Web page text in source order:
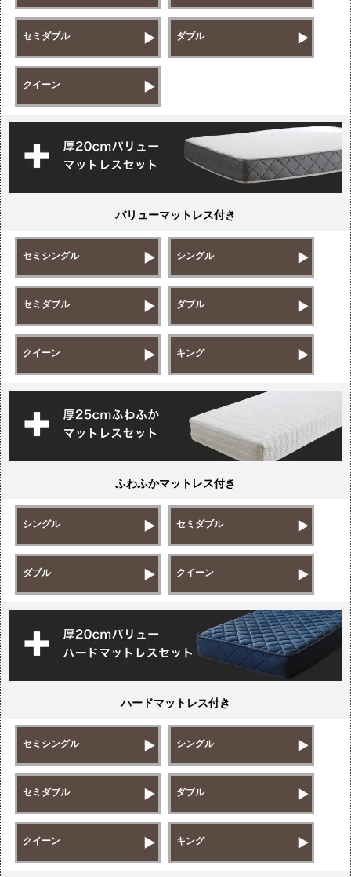
セミダブル ダブル
クイーン
バリューマットレス付き
セミシングル シングル
セミダブル ダブル
クイーン キング
ふわふかマットレス付き
シングル セミダブル
ダブル クイーン
ハードマットレス付き
セミシングル シングル
セミダブル ダブル
クイーン キング